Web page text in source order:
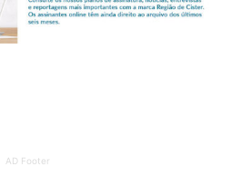
AD Footer